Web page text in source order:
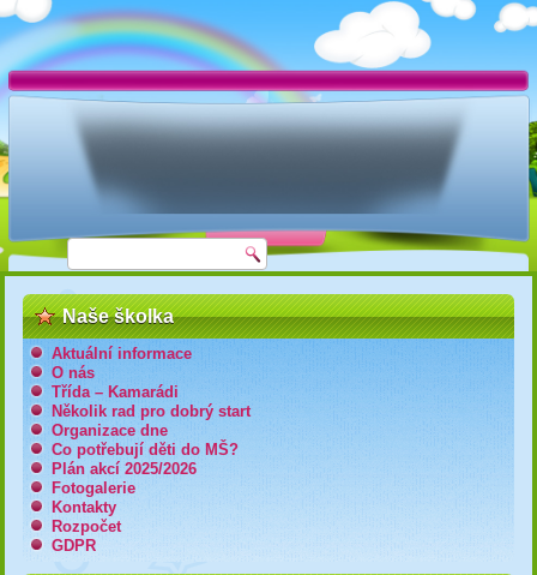
Naše školka
Aktuální informace
O nás
Třída – Kamarádi
Několik rad pro dobrý start
Organizace dne
Co potřebují děti do MŠ?
Plán akcí 2025/2026
Fotogalerie
Kontakty
Rozpočet
GDPR